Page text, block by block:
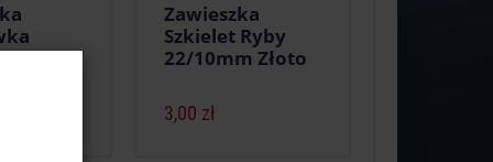
Złoto
Zawieszka
Szkielet Ryby
22/10mm Złoto
3,00 zł